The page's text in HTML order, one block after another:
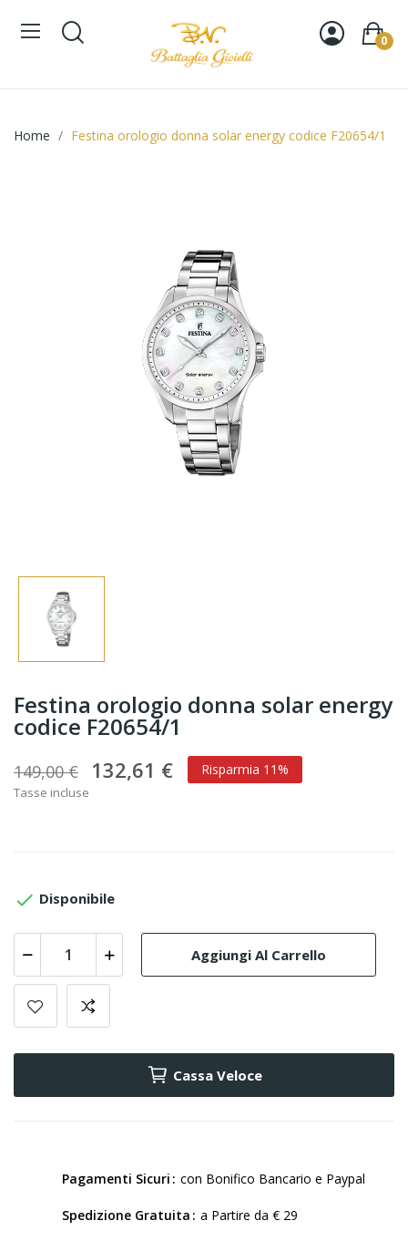
0
Home Festina orologio donna solar energy codice F20654/1
Festina orologio donna solar energy
codice F20654/1
149,00 € 132,61 € Risparmia 11%
Tasse incluse
 Disponibile
Aggiungi Al Carrello
Cassa Veloce
Pagamenti Sicuri con Bonifico Bancario e Paypal
Spedizione Gratuita a Partire da € 29